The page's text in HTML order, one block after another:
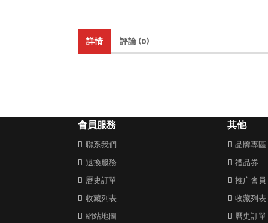
詳情 評論 (0)
會員服務
聯系我們
退換服務
曆史訂單
收藏列表
網站地圖
其他
品牌專區
禮品券
推广會員
收藏列表
曆史訂單